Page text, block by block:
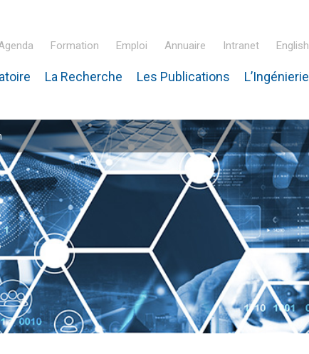
– IPHC
Formation Emploi Annuaire Intranet English
La Recherche Les Publications L’Ingénierie